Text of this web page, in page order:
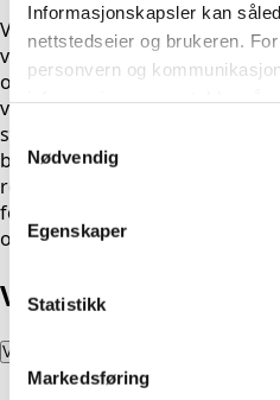
Informasjonskapsler kan
nettstedseier og brukeren.
personvern og
og gir nedenfor informasjon
Nødvendig
Egenskaper
Statistikk
Markedsføring
Våre radiologer, radiografer
vår avdeling i Lillesand har en
og følger den medisinske
vi for at vi til enhver tid har de
systemene som skal til for å
bildediagnostikk. Med
respekt for deres tid og
forsinkelser. Hos Evidia
omsorg og profesjonalitet.
Våre undersøkelser
Våre undersøkelser